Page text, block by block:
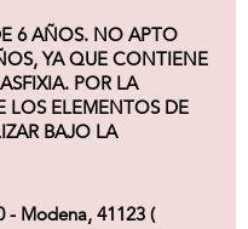
6 AÑOS. NO APTO
YA QUE CONTIENE
POR LA
LOS ELEMENTOS DE
BAJO LA
- Modena, 41123 (